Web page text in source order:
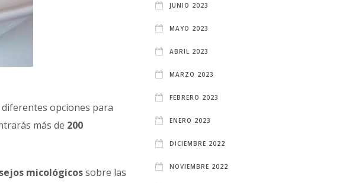
opciones para
más de 200
micológicossobre las
JUNIO 2023
MAYO 2023
ABRIL 2023
MARZO 2023
FEBRERO 2023
ENERO 2023
DICIEMBRE 2022
NOVIEMBRE 2022